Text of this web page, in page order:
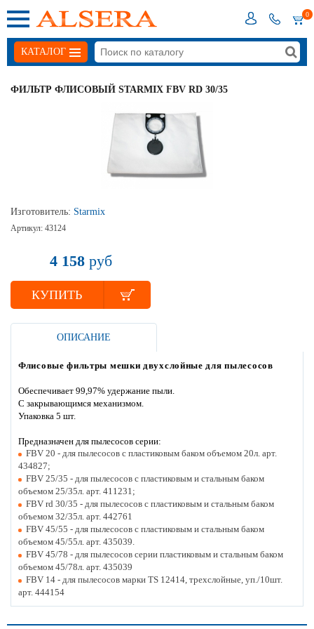
0
КАТАЛОГ
ФИЛЬТР ФЛИСОВЫЙ STARMIX FBV RD 30/35
Изготовитель: Starmix
Артикул: 43124
4 158руб
КУПИТЬ
ОПИСАНИЕ
Флисовые фильтры мешки двухслойные для пылесосов
Обеспечивает 99,97% удержание пыли.
С закрывающимся механизмом.
Упаковка 5 шт.
Предназначен для пылесосов серии:
FBV 20 - для пылесосов с пластиковым баком объемом 20л. арт.
434827;
FBV 25/35 - для пылесосов с пластиковым и стальным баком
объемом 25/35л. арт. 411231;
FBV rd 30/35 - для пылесосов с пластиковым и стальным баком
объемом 32/35л. арт. 442761
FBV 45/55 - для пылесосов с пластиковым и стальным баком
объемом 45/55л. арт. 435039.
FBV 45/78 - для пылесосов серии пластиковым и стальным баком
объемом 45/78л. арт. 435039
FBV 14 - для пылесосов марки TS 12414, трехслойные, уп./10шт.
арт. 444154